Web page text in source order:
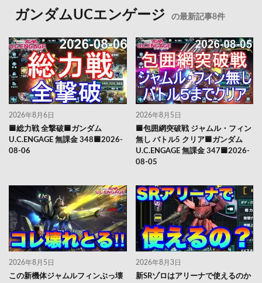
ガンダムUCエンゲージ の最新記事8件
2026年8月6日
🟦総力戦 全撃破🟦ガンダム
U.C.ENGAGE 無課金 348🟦2026-
08-06
2026年8月5日
🟦包囲網突破戦 ジャムル・フィン
無し バトル5 クリア🟦ガンダム
U.C.ENGAGE 無課金 347🟦2026-
08-05
2026年8月5日
この新機体ジャムルフィンぶっ壊
2026年8月3日
新SRゾロはアリーナで使えるのか